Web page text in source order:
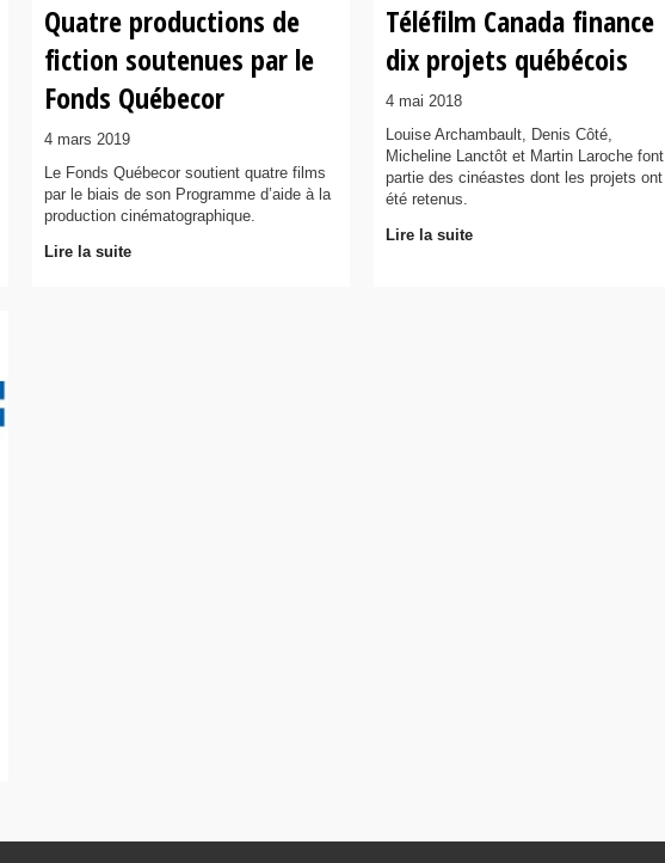
Quatre productions de
fiction soutenues par le
Fonds Québecor
4 mars 2019
Le Fonds Québecor soutient quatre films
par le biais de son Programme d’aide à la
production cinématographique.
Lire la suite
Téléfilm Canada finance
dix projets québécois
4 mai 2018
Louise Archambault, Denis Côté,
Micheline Lanctôt et Martin Laroche font
partie des cinéastes dont les projets ont
été retenus.
Lire la suite